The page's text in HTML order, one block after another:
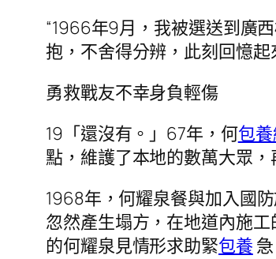
“1966年9月，我被選送到廣
抱，不舍得分辨，此刻回憶起
勇救戰友不幸身負輕傷
19「還沒有。」67年，何包
點，維護了本地的數萬大眾，
1968年，何耀泉餐與加入國
忽然產生塌方，在地道內施
的何耀泉見情形求助緊包養